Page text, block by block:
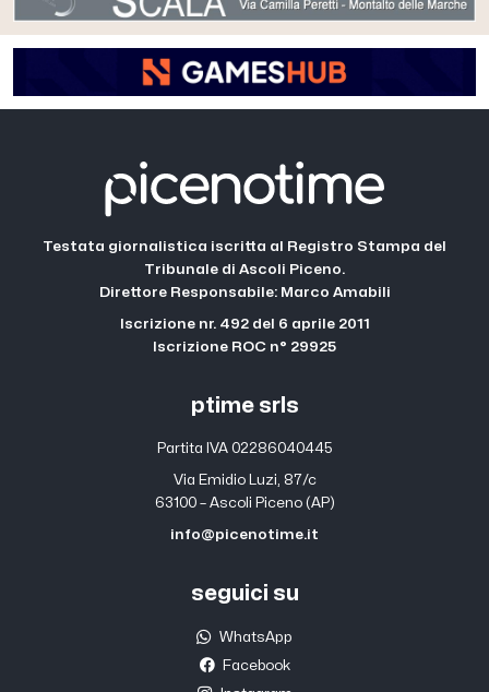
Testata giornalistica iscritta al Registro Stampa del
Tribunale di Ascoli Piceno.
Direttore Responsabile: Marco Amabili
Iscrizione nr. 492 del 6 aprile 2011
Iscrizione ROC n° 29925
ptime srls
Partita IVA 02286040445
Via Emidio Luzi, 87/c
63100 – Ascoli Piceno (AP)
info@picenotime.it
seguici su
WhatsApp
Facebook